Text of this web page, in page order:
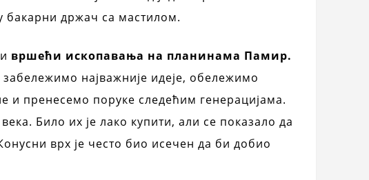
бакарни држач са мастилом.
вршећи ископавања на планинама Памир.
најважније идеје, обележимо
и пренесемо поруке следећим генерацијама.
Било их је лако купити, али се показало да
врх је често био исечен да би добио